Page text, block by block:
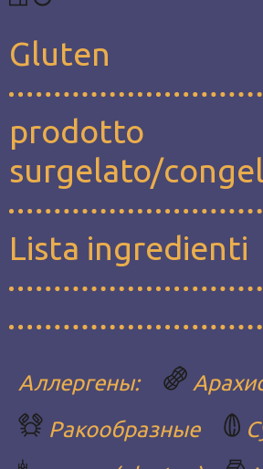
Gluten
prodotto
surgelato/
Lista ingredienti
Аллергены:
Ракообразные